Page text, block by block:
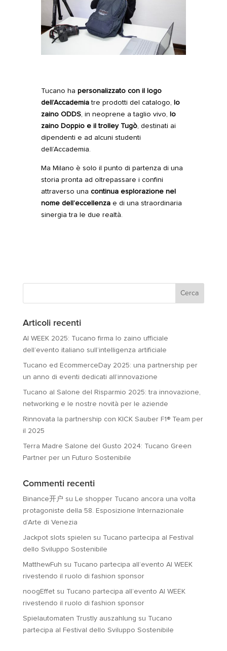
Tucano ha personalizzato con il logo
dell’Accademiatre prodotti del catalogo, lo
zaino ODDS, in neoprene a taglio vivo, lo
zaino Doppio e iltrolley Tugò, destinati ai
dipendenti e ad alcuni studenti
dell’Accademia.
Ma Milano è solo il punto di partenza di una
storia pronta ad oltrepassare i confini
attraverso una continua esplorazione nel
nome dell’eccellenzae di una straordinaria
sinergia tra le due realtà.
Articoli recenti
AI WEEK 2025: Tucano firma lo zaino ufficiale
dell’evento italiano sull’intelligenza artificiale
Tucano ed EcommerceDay 2025: una partnership per
un anno di eventi dedicati all’innovazione
Tucano al Salone del Risparmio 2025: tra innovazione,
networking e le nostre novità per le aziende
Rinnovata la partnership con KICK Sauber F1® Team per
il 2025
Terra Madre Salone del Gusto 2024: Tucano Green
Partner per un Futuro Sostenibile
Commenti recenti
Binance开户 su Le shopper Tucano ancora una volta
protagoniste della 58. Esposizione Internazionale
d’Arte di Venezia
Jackpot slots spielen su Tucano partecipa al Festival
dello Sviluppo Sostenibile
MatthewFuh su Tucano partecipa all’evento AI WEEK
rivestendo il ruolo di fashion sponsor
noogEffetsu Tucano partecipa all’evento AI WEEK
rivestendo il ruolo di fashion sponsor
Spielautomaten Trustly auszahlung su Tucano
partecipa al Festival dello Sviluppo Sostenibile